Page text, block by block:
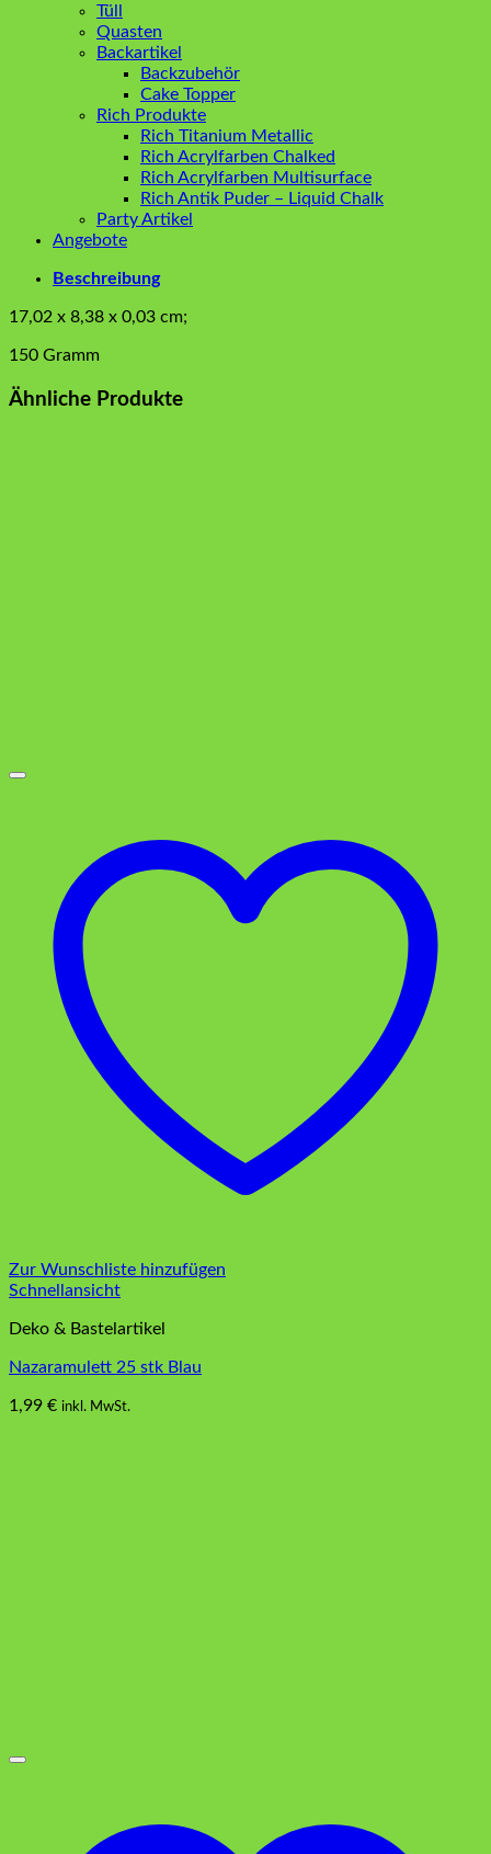
Tüll
Quasten
Backartikel
Backzubehör
Cake Topper
Rich Produkte
Rich Titanium Metallic
Rich Acrylfarben Chalked
Rich Acrylfarben Multisurface
Rich Antik Puder – Liquid Chalk
Party Artikel
Angebote
Beschreibung
‎17,02 x 8,38 x 0,03 cm;
150 Gramm
Ähnliche Produkte
Zur Wunschliste hinzufügen
Schnellansicht
Deko & Bastelartikel
Nazaramulett 25 stk Blau
1,99 € inkl. MwSt.